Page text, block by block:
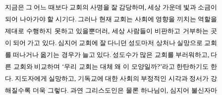
지금은 그 어느 때보다 교회의 사명을 잘 감당하며, 세상 가운데 빛과 소금이
되어 나아가야 할 시기다. 그러나 현재 교회는 사회에 영향을 끼치는 역할을
제대로 수행하지 못하고 있을뿐더러, 세상 사람들이 비판하고 거부하는 곳
이 되어 가고 있다. 심지어 교회에 잘 다니던 성도마저 상처나 실망으로 교회
를 떠나거나 옮기는 경우가 늘고 있다. 성도수가 많은 교회를 부러워하고, 다
른 교회와 비교하며 ‘우리 교회는 대체 왜 이 모양일까?’라고 한탄하기도 한
다. 지도자에게 실망하고, 기독교에 대한 사회의 부정적인 시각과 정서가 강
해질수록 더욱 그렇다. 과연 그리스도인은 물론 하나님이, 심지어 불신자마